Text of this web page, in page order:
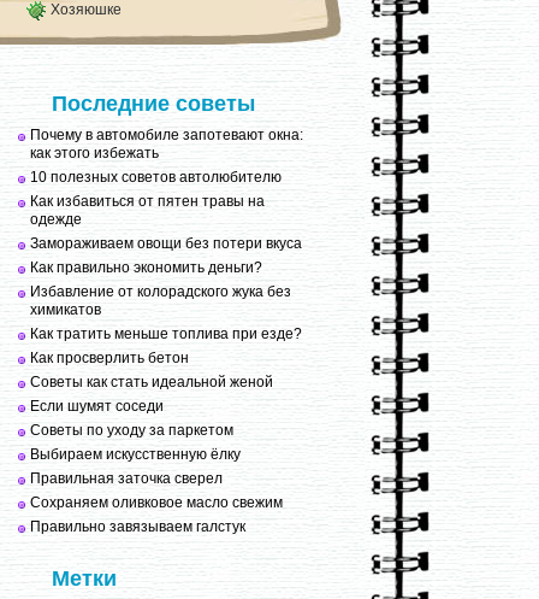
Хозяюшке
Последние советы
Почему в автомобиле запотевают окна:
как этого избежать
10 полезных советов автолюбителю
Как избавиться от пятен травы на
одежде
Замораживаем овощи без потери вкуса
Как правильно экономить деньги?
Избавление от колорадского жука без
химикатов
Как тратить меньше топлива при езде?
Как просверлить бетон
Советы как стать идеальной женой
Если шумят соседи
Советы по уходу за паркетом
Выбираем искусственную ёлку
Правильная заточка сверел
Сохраняем оливковое масло свежим
Правильно завязываем галстук
Метки